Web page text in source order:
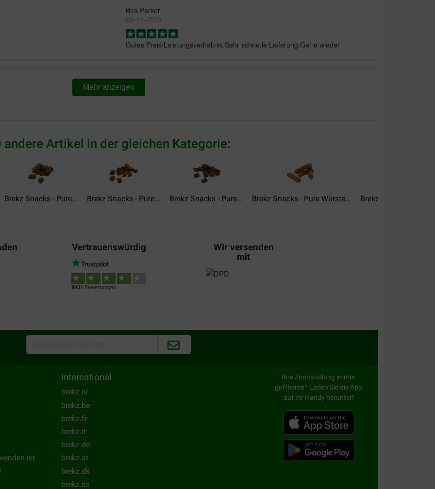
Bea Parker
05-11-2023
Gutes Preis/Leistungsverhältnis.Sehr schne,le Lieferung.Ger e wieder
23-05-2023
Ádám Kesztler
Der Lieblingssnack meiner Hunde
Translate to English
Mehr anzeigen
andere Artikel in der gleichen Kategorie:
Brekz Snacks - Pure... Brekz Snacks - Pure... Brekz Snacks - Pure... Brekz Snacks - Pure Würste... Brekz Snacks - Pure
Vertrauenswürdig
8901 Bewertungen
Wir versenden
mit
ist
International
brekz.nl
brekz.be
brekz.fr
brekz.it
brekz.de
brekz.at
brekz.dk
brekz.se
Ihre Zoohandlung immer
griffbereit? Laden Sie die App
auf Ihr Handy herunter!